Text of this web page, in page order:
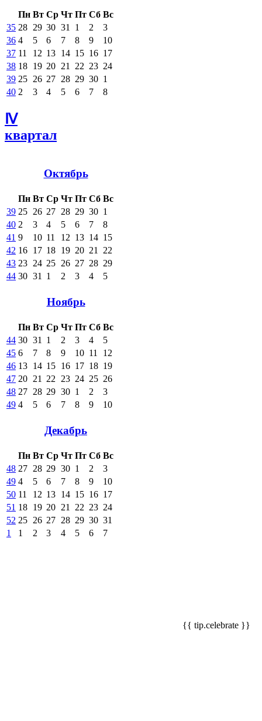
Пн Вт Ср Чт Пт Сб Вс
35 28 29 30 31 1 2
3
36 4 5 6 7 8 9
10
37 11 12 13 14 15 16 17
38 18 19 20 21 22 23 24
39 25 26 27 28 29 30 1
40 2 3 4 5 6 7 8
Ⅳ
квартал
Октябрь
Пн Вт Ср Чт Пт Сб Вс
39 25 26 27 28 29 30 1
40 2 3 4 5 6 7
8
41 9 10 11 12 13 14 15
42 16 17 18 19 20 21
22
43 23 24 25 26 27 28 29
44 30 31 1 2 3 4 5
Ноябрь
Пн Вт Ср Чт Пт Сб Вс
44 30 31 1 2 3 4
5
45 6 7 8 9 10 11
12
46 13 14 15 16 17 18 19
47 20 21 22 23 24 25 26
48 27 28 29 30 1 2
3
49 4 5 6 7 8 9 10
Декабрь
Пн Вт Ср Чт Пт Сб Вс
48 27 28 29 30 1 2
3
49 4 5 6 7 8 9
10
50 11 12 13 14 15 16 17
51 18 19 20 21 22 23 24
52 25 26 27 28 29 30 31
1
1 2 3 4 5 6 7
{{ tip.celebrate }}